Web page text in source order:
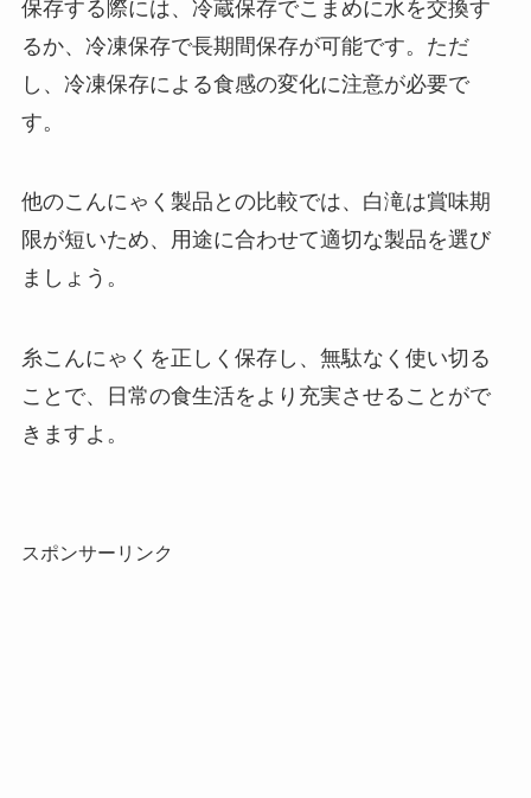
保存する際には、冷蔵保存でこまめに水を交換す
るか、冷凍保存で長期間保存が可能です。ただ
し、冷凍保存による食感の変化に注意が必要で
す。
他のこんにゃく製品との比較では、白滝は賞味期
限が短いため、用途に合わせて適切な製品を選び
ましょう。
糸こんにゃくを正しく保存し、無駄なく使い切る
ことで、日常の食生活をより充実させることがで
きますよ。
スポンサーリンク